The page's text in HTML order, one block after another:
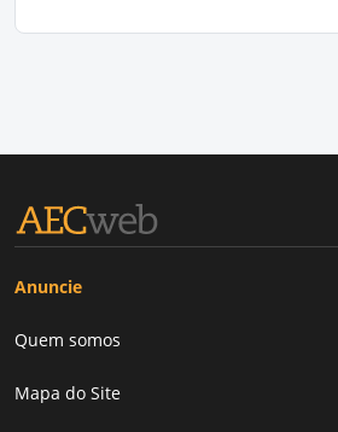
Anuncie
Quem somos
Mapa do Site